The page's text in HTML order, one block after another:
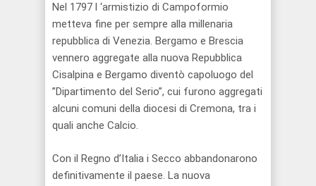
Nel 1797 l ‘armistizio di Campoformio
metteva fine per sempre alla millenaria
repubblica di Venezia. Bergamo e Brescia
vennero aggregate alla nuova Repubblica
Cisalpina e Bergamo diventò capoluogo del
”Dipartimento del Serio”, cui furono aggregati
alcuni comuni della diocesi di Cremona, tra i
quali anche Calcio.
Con il Regno d’Italia i Secco abbandonarono
definitivamente il paese. La nuova